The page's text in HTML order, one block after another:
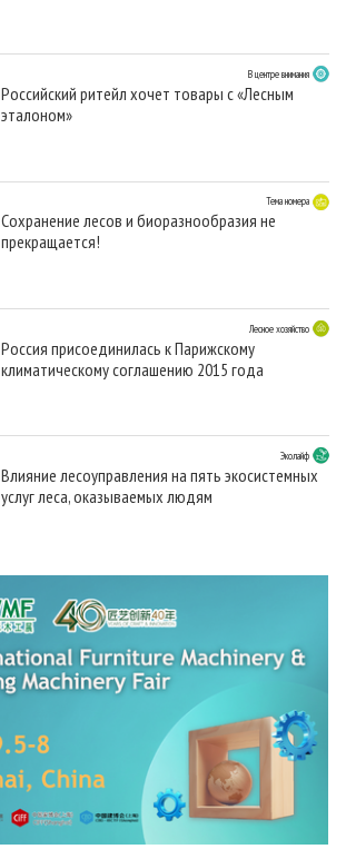
В центре внимания
Российский ритейл хочет товары с «Лесным
эталоном»
Тема номера
Сохранение лесов и биоразнообразия не
прекращается!
Лесное хозяйство
Россия присоединилась к Парижскому
климатическому соглашению 2015 года
Эколайф
Влияние лесоуправления на пять экосистемных
услуг леса, оказываемых людям